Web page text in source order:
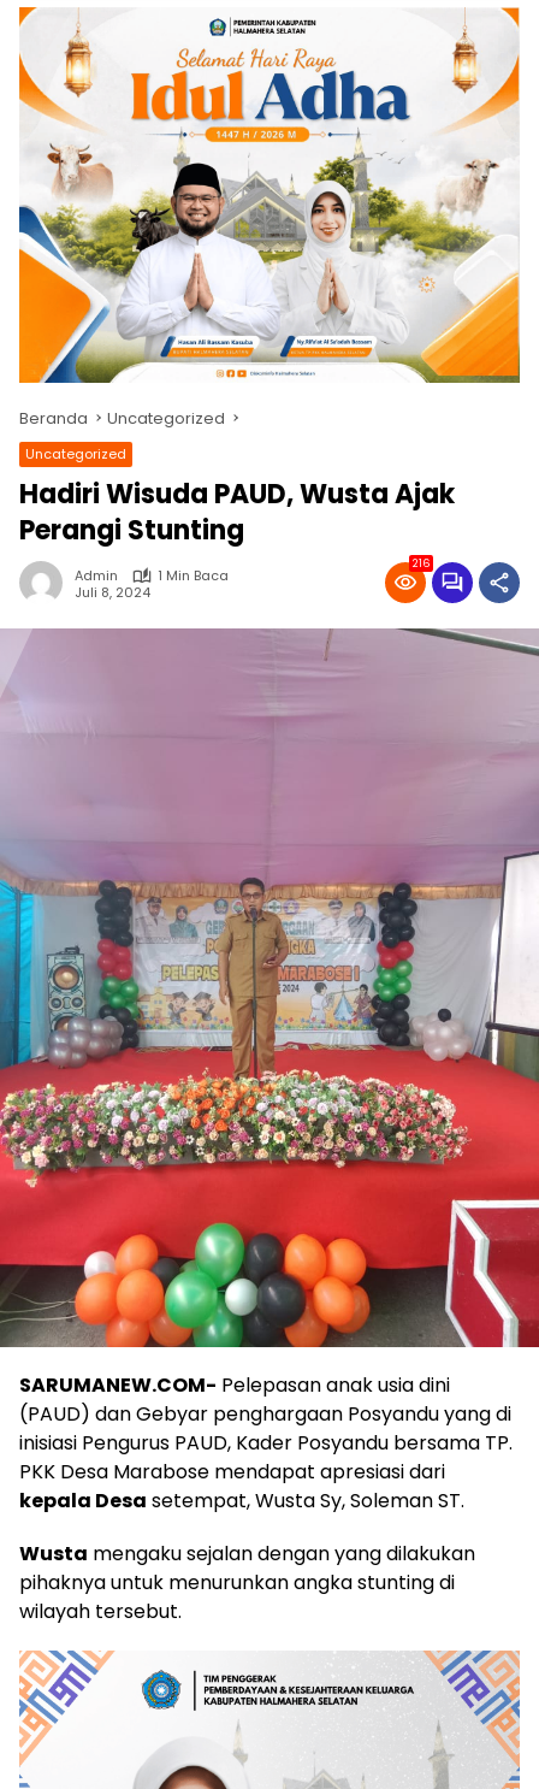
Beranda Uncategorized
Uncategorized
Hadiri Wisuda PAUD, Wusta Ajak
Perangi Stunting
Admin
1 Min Baca
Juli 8, 2024
216
SARUMANEW.COM- Pelepasan anak usia dini
(PAUD) dan Gebyar penghargaan Posyandu yang di
inisiasi Pengurus PAUD, Kader Posyandu bersama TP.
PKK Desa Marabose mendapat apresiasi dari
kepala Desa setempat, Wusta Sy, Soleman ST.
Wusta mengaku sejalan dengan yang dilakukan
pihaknya untuk menurunkan angka stunting di
wilayah tersebut.